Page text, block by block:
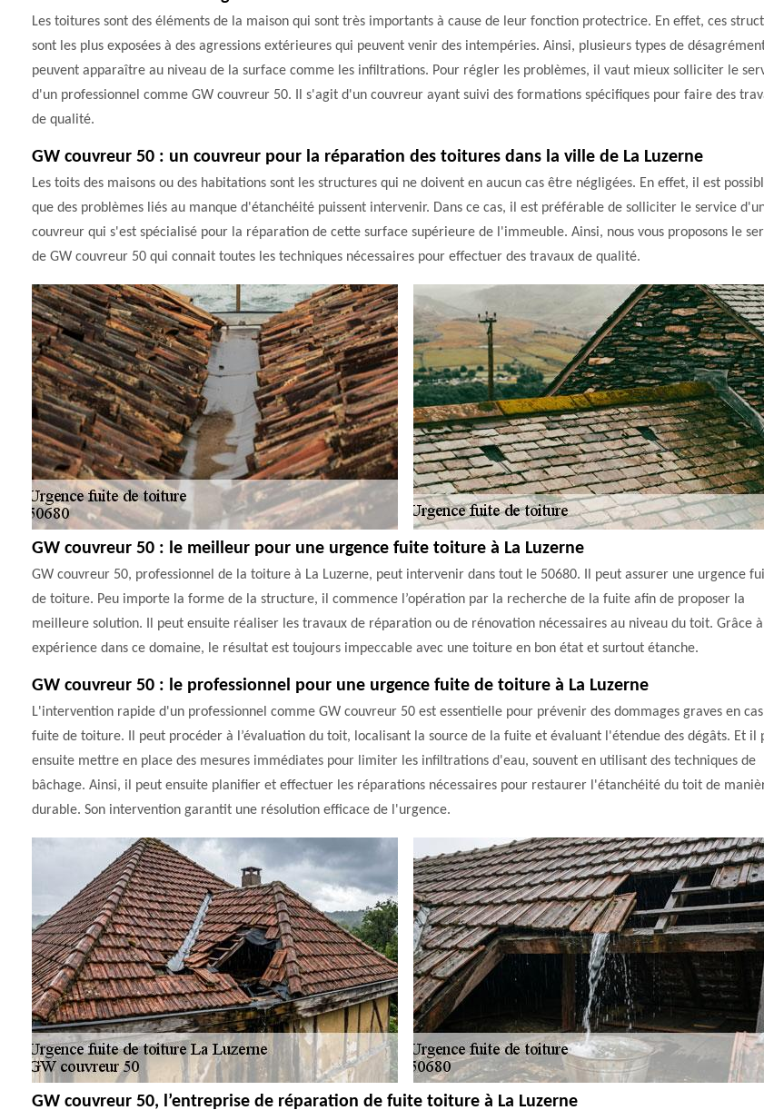
Les toitures sont des éléments de la maison qui sont très importants à cause de leur fonction protectrice. En effet, ces
sont les plus exposées à des agressions extérieures qui peuvent venir des intempéries. Ainsi, plusieurs types de
peuvent apparaître au niveau de la surface comme les infiltrations. Pour régler les problèmes, il vaut mieux solliciter le
d'un professionnel comme GW couvreur 50. Il s'agit d'un couvreur ayant suivi des formations spécifiques pour faire des
de qualité.
GW couvreur 50 : un couvreur pour la réparation des toitures dans la ville de La Luzerne
Les toits des maisons ou des habitations sont les structures qui ne doivent en aucun cas être négligées. En effet, il est
que des problèmes liés au manque d'étanchéité puissent intervenir. Dans ce cas, il est préférable de solliciter le service
couvreur qui s'est spécialisé pour la réparation de cette surface supérieure de l'immeuble. Ainsi, nous vous proposons le
de GW couvreur 50 qui connait toutes les techniques nécessaires pour effectuer des travaux de qualité.
GW couvreur 50 : le meilleur pour une urgence fuite toiture à La Luzerne
GW couvreur 50, professionnel de la toiture à La Luzerne, peut intervenir dans tout le 50680. Il peut assurer une urgence
de toiture. Peu importe la forme de la structure, il commence l’opération par la recherche de la fuite afin de proposer la
meilleure solution. Il peut ensuite réaliser les travaux de réparation ou de rénovation nécessaires au niveau du toit. Grâce
expérience dans ce domaine, le résultat est toujours impeccable avec une toiture en bon état et surtout étanche.
GW couvreur 50 : le professionnel pour une urgence fuite de toiture à La Luzerne
L'intervention rapide d'un professionnel comme GW couvreur 50 est essentielle pour prévenir des dommages graves en
fuite de toiture. Il peut procéder à l’évaluation du toit, localisant la source de la fuite et évaluant l'étendue des dégâts. Et il
ensuite mettre en place des mesures immédiates pour limiter les infiltrations d'eau, souvent en utilisant des techniques de
bâchage. Ainsi, il peut ensuite planifier et effectuer les réparations nécessaires pour restaurer l'étanchéité du toit de
durable. Son intervention garantit une résolution efficace de l'urgence.
GW couvreur 50, l’entreprise de réparation de fuite toiture à La Luzerne